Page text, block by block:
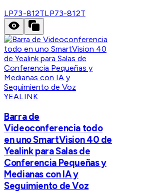
LP73-812TLP73-812T
YEALINK
Barra de
Videoconferencia todo
en uno SmartVision 40 de
Yealink para Salas de
Conferencia Pequeñas y
Medianas con IA y
Seguimiento de Voz